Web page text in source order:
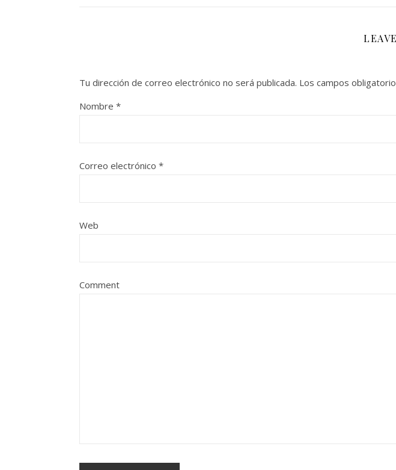
Tu dirección de correo electrónico no será publicada. Los campos
Nombre *
Correo electrónico *
Web
Comment